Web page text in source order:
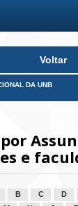
Voltar
DA UNB
e
B C D